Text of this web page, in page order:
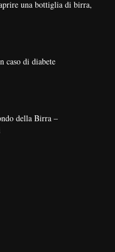
una bottiglia di birra,
caso di diabete
della Birra –